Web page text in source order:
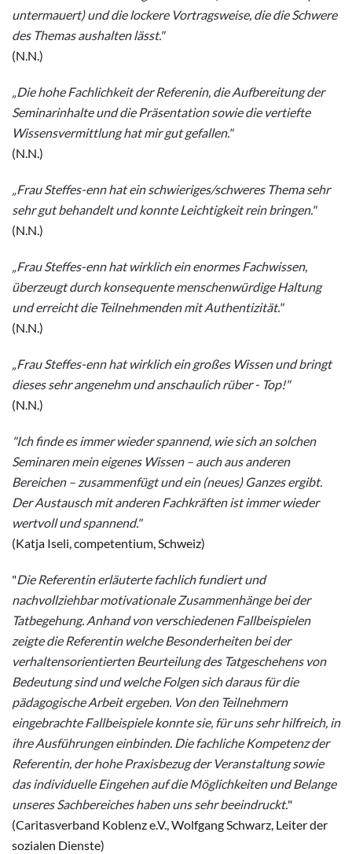
untermauert) und die lockere Vortragsweise, die die Schwere
des Themas aushalten lässt."
(N.N.)
„Die hohe Fachlichkeit der Referenin, die Aufbereitung der
Seminarinhalte und die Präsentation sowie die vertiefte
Wissensvermittlung hat mir gut gefallen."
(N.N.)
„Frau Steffes-enn hat ein schwieriges/schweres Thema sehr
sehr gut behandelt und konnte Leichtigkeit rein bringen."
(N.N.)
„Frau Steffes-enn hat wirklich ein enormes Fachwissen,
überzeugt durch konsequente menschenwürdige Haltung
und erreicht die Teilnehmenden mit Authentizität."
(N.N.)
„Frau Steffes-enn hat wirklich ein großes Wissen und bringt
dieses sehr angenehm und anschaulich rüber - Top!"
(N.N.)
"Ich finde es immer wieder spannend, wie sich an solchen
Seminaren mein eigenes Wissen – auch aus anderen
Bereichen – zusammenfügt und ein (neues) Ganzes ergibt.
Der Austausch mit anderen Fachkräften ist immer wieder
wertvoll und spannend."
(Katja Iseli, competentium, Schweiz)
"Die Referentin erläuterte fachlich fundiert und
nachvollziehbar motivationale Zusammenhänge bei der
Tatbegehung. Anhand von verschiedenen Fallbeispielen
zeigte die Referentin welche Besonderheiten bei der
verhaltensorientierten Beurteilung des Tatgeschehens von
Bedeutung sind und welche Folgen sich daraus für die
pädagogische Arbeit ergeben. Von den Teilnehmern
eingebrachte Fallbeispiele konnte sie, für uns sehr hilfreich, in
ihre Ausführungen einbinden. Die fachliche Kompetenz der
Referentin, der hohe Praxisbezug der Veranstaltung sowie
das individuelle Eingehen auf die Möglichkeiten und Belange
unseres Sachbereiches haben uns sehr beeindruckt."
(Caritasverband Koblenz e.V., Wolfgang Schwarz, Leiter der
sozialen Dienste)